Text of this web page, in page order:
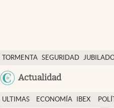
TORMENTA SEGURIDAD
Actualidad
Economía y finanzas
Política
Actualidad
ULTIMAS
ECONOMÍA
IBEX